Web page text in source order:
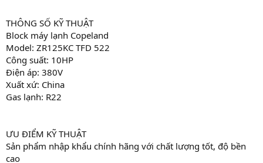
THÔNG SỐ KỸ THUẬT
Block máy lạnh Copeland
Model: ZR125KC TFD 522
Công suất: 10HP
Điện áp: 380V
Xuất xứ: China
Gas lạnh: R22
ƯU ĐIỂM KỸ THUẬT
Sản phẩm nhập khẩu chính hãng với chất lượng tốt, độ bền
cao